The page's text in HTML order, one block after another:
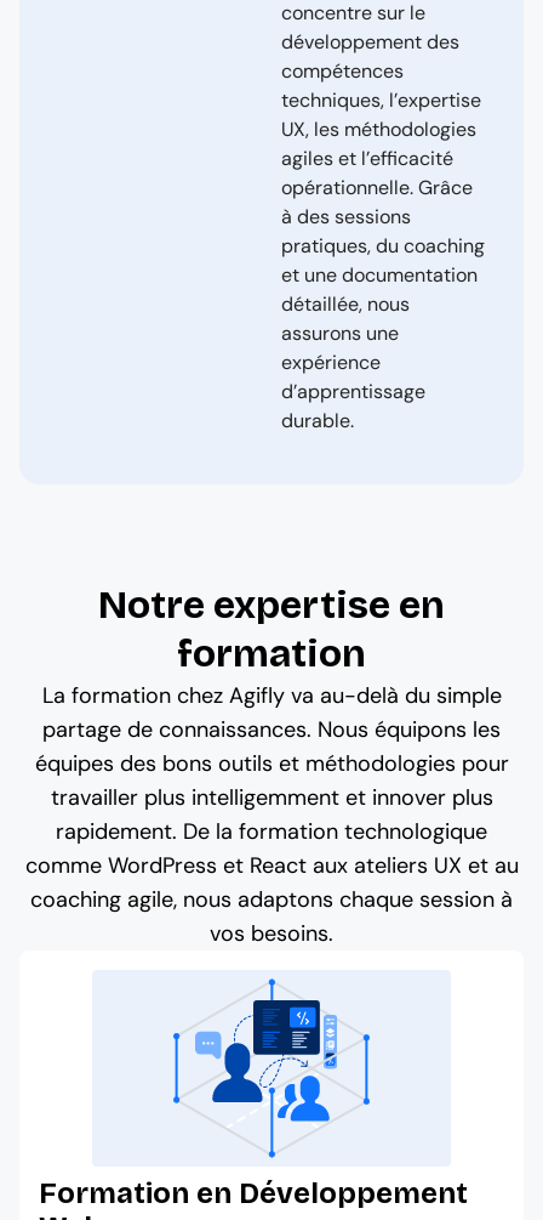
concentre sur le
développement des
compétences
techniques, l’expertise
UX, les méthodologies
agiles et l’efficacité
opérationnelle. Grâce
à des sessions
pratiques, du coaching
et une documentation
détaillée, nous
assurons une
expérience
d’apprentissage
durable.
Notre expertise en
formation
La formation chez Agifly va au-delà du simple
partage de connaissances. Nous équipons les
équipes des bons outils et méthodologies pour
travailler plus intelligemment et innover plus
rapidement. De la formation technologique
comme WordPress et React aux ateliers UX et au
coaching agile, nous adaptons chaque session à
vos besoins.
Formation en Développement